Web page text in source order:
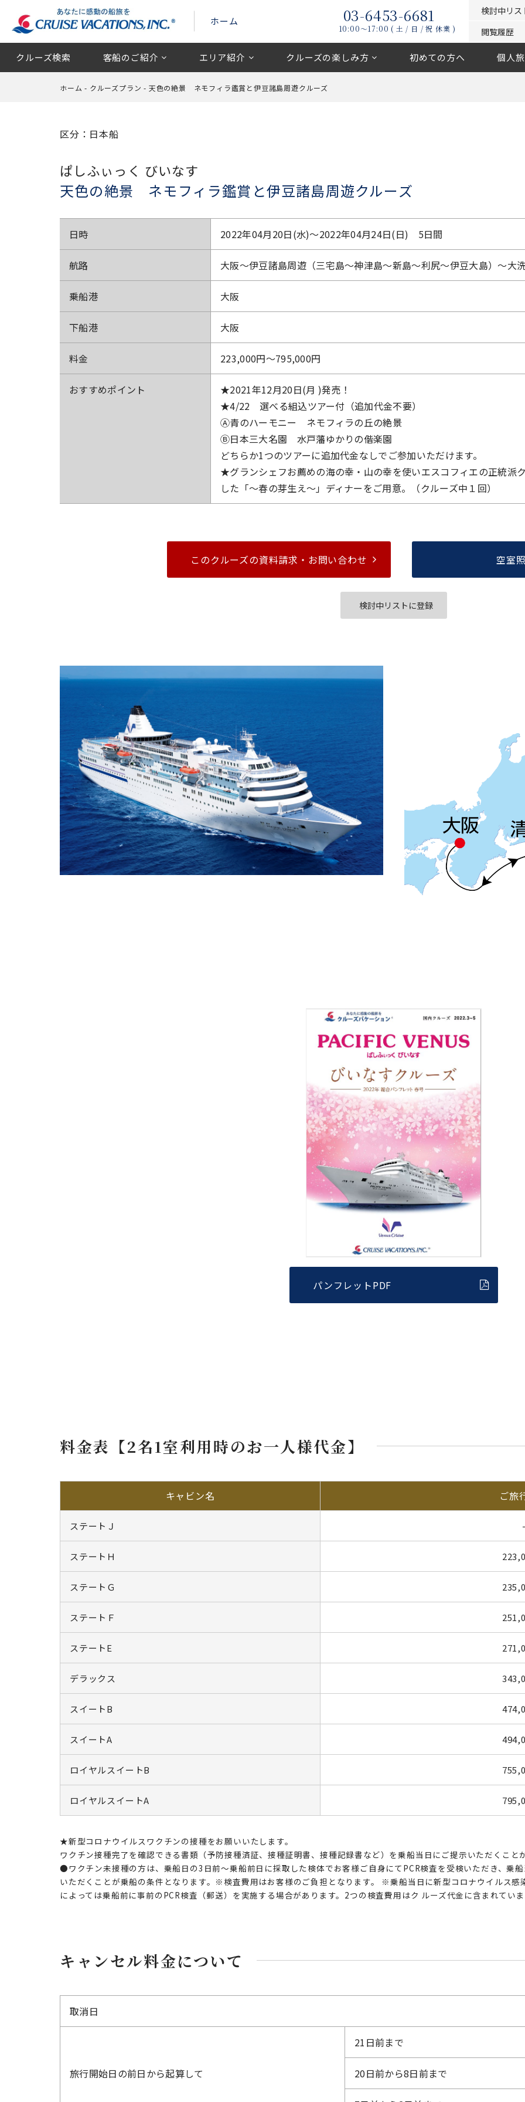
ホーム 03-6453-6681
10:00〜17:00 ( 土 / 日 / 祝 休業 )
検討中リス
閲覧履歴
クルーズ検索 客船のご紹介 エリア紹介 クルーズの楽しみ方 初めての方へ 個人
ホーム - クルーズプラン - 天色の絶景 ネモフィラ鑑賞と伊豆諸島周遊クルーズ
区分：日本船
ぱしふぃっく びいなす
天色の絶景 ネモフィラ鑑賞と伊豆諸島周遊クルーズ
日時 2022年04月20日(水)〜2022年04月24日(日) 5日間
航路 大阪～伊豆諸島周遊（三宅島～神津島～新島～利尻～伊豆大島）～大
乗船港 大阪
下船港 大阪
料金 223,000円〜795,000円
おすすめポイント
★2021年12月20日(月 )発売！
★4/22 選べる組込ツアー付（追加代金不要）
Ⓐ青のハーモニー ネモフィラの丘の絶景
Ⓑ日本三大名園 水戸藩ゆかりの偕楽園
どちらか1つのツアーに追加代金なしでご参加いただけます。
★グランシェフお薦めの海の幸・山の幸を使いエスコフィエの正統派
した「～春の芽生え～」ディナーをご用意。（クルーズ中１回）
このクルーズの資料請求・ お問い合わせ 空室
検討中リストに登録
パンフレットPDF
料金表【2名1室利用時のお一人様代金】
キャビン名 ご旅
ステートＪ
ステートＨ
ステートＧ
ステートＦ
ステートE
デラックス
スイートB
スイートA
ロイヤルスイートB
ロイヤルスイートA
★新型コロナウイルスワクチンの接種をお願いいたします。
ワクチン接種完了を確認できる書類（予防接種済証、接種証明書、接種記録書など）を乗船当日にご提示いただくこ
●ワクチン未接種の方は、乗船日の3日前～乗船前日に採取した検体でお客様ご自身にてPCR検査を受検いただき、乗
いただくことが乗船の条件となります。※検査費用はお客様のご負担となります。 ※乗船当日に新型コロナウイルス感
によっては乗船前に事前のPCR検査（郵送）を実施する場合があります。2つの検査費用はク ルーズ代金に含まれてい
キャンセル料金について
取消日
旅行開始日の前日から起算して
21日前まで
20日前から8日前まで